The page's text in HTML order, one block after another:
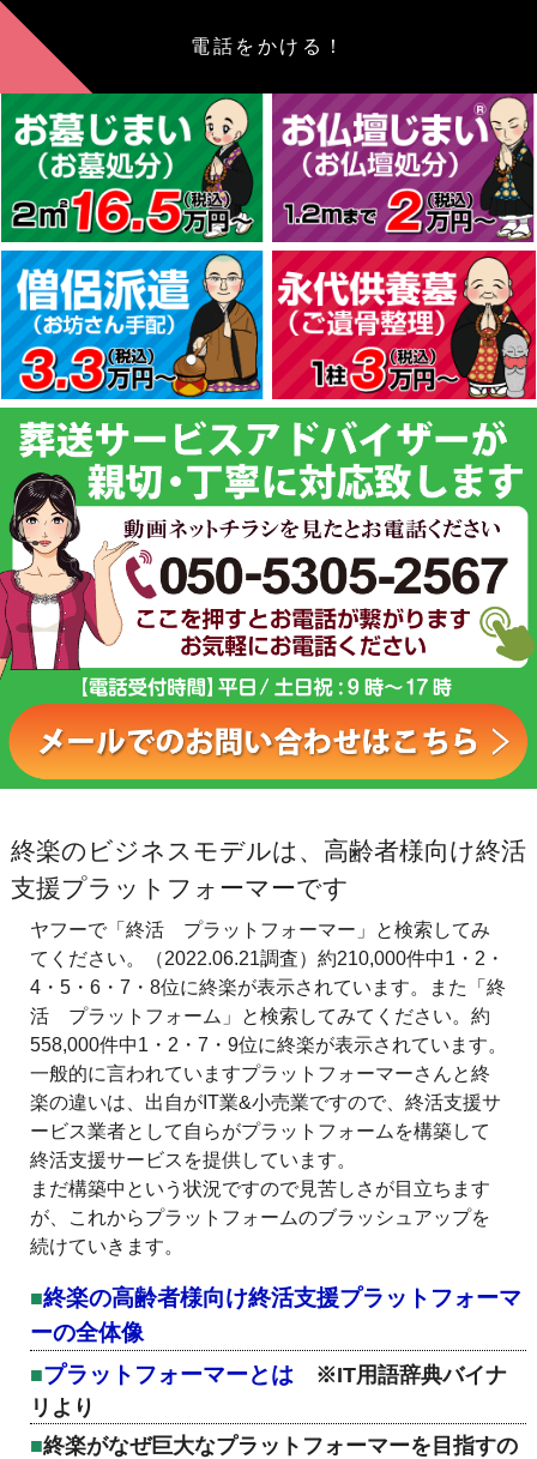
電話をかける！
終楽のビジネスモデルは、高齢者様向け終活
支援プラットフォーマーです
ヤフーで「終活 プラットフォーマー」と検索してみ
てください。（2022.06.21調査）約210,000件中1・2・
4・5・6・7・8位に終楽が表示されています。また「終
活 プラットフォーム」と検索してみてください。約
558,000件中1・2・7・9位に終楽が表示されています。
一般的に言われていますプラットフォーマーさんと終
楽の違いは、出自がIT業&小売業ですので、終活支援サ
ービス業者として自らがプラットフォームを構築して
終活支援サービスを提供しています。
まだ構築中という状況ですので見苦しさが目立ちます
が、これからプラットフォームのブラッシュアップを
続けていきます。
終楽の高齢者様向け終活支援プラットフォーマ
ーの全体像
プラットフォーマーとは ※IT用語辞典バイナ
リより
終楽がなぜ巨大なプラットフォーマーを目指すの